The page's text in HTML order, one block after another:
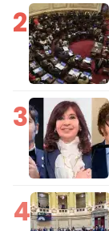
2
3
4